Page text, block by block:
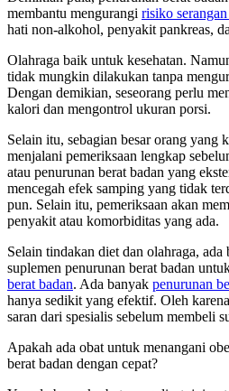
membantu mengurangi risiko
hati non-alkohol, penyakit pankreas,
Olahraga baik untuk kesehatan.
tidak mungkin dilakukan tanpa
Dengan demikian, seseorang perlu
kalori dan mengontrol ukuran porsi.
Selain itu, sebagian besar orang yang
menjalani pemeriksaan lengkap
atau penurunan berat badan yang
mencegah efek samping yang tidak
pun. Selain itu, pemeriksaan akan
penyakit atau komorbiditas yang ada.
Selain tindakan diet dan olahraga,
suplemen penurunan berat badan
berat badan. Ada banyak penurunan
hanya sedikit yang efektif. Oleh
saran dari spesialis sebelum membeli
Apakah ada obat untuk menangani
berat badan dengan cepat?